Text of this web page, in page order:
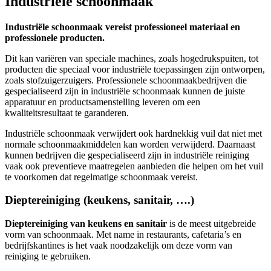
Industriële schoonmaak vereist professioneel materiaal en
professionele producten.
Dit kan variëren van speciale machines, zoals hogedrukspuiten, tot
producten die speciaal voor industriële toepassingen zijn ontworpen,
zoals stofzuigerzuigers. Professionele schoonmaakbedrijven die
gespecialiseerd zijn in industriële schoonmaak kunnen de juiste
apparatuur en productsamenstelling leveren om een ​​
kwaliteitsresultaat te garanderen.
Industriële schoonmaak verwijdert ook hardnekkig vuil dat niet met
normale schoonmaakmiddelen kan worden verwijderd. Daarnaast
kunnen bedrijven die gespecialiseerd zijn in industriële reiniging
vaak ook preventieve maatregelen aanbieden die helpen om het vuil
te voorkomen dat regelmatige schoonmaak vereist.
Dieptereiniging (keukens, sanitair, ….)
Dieptereiniging van keukens en sanitair is de meest uitgebreide
vorm van schoonmaak. Met name in restaurants, cafetaria’s en
bedrijfskantines is het vaak noodzakelijk om deze vorm van
reiniging te gebruiken.